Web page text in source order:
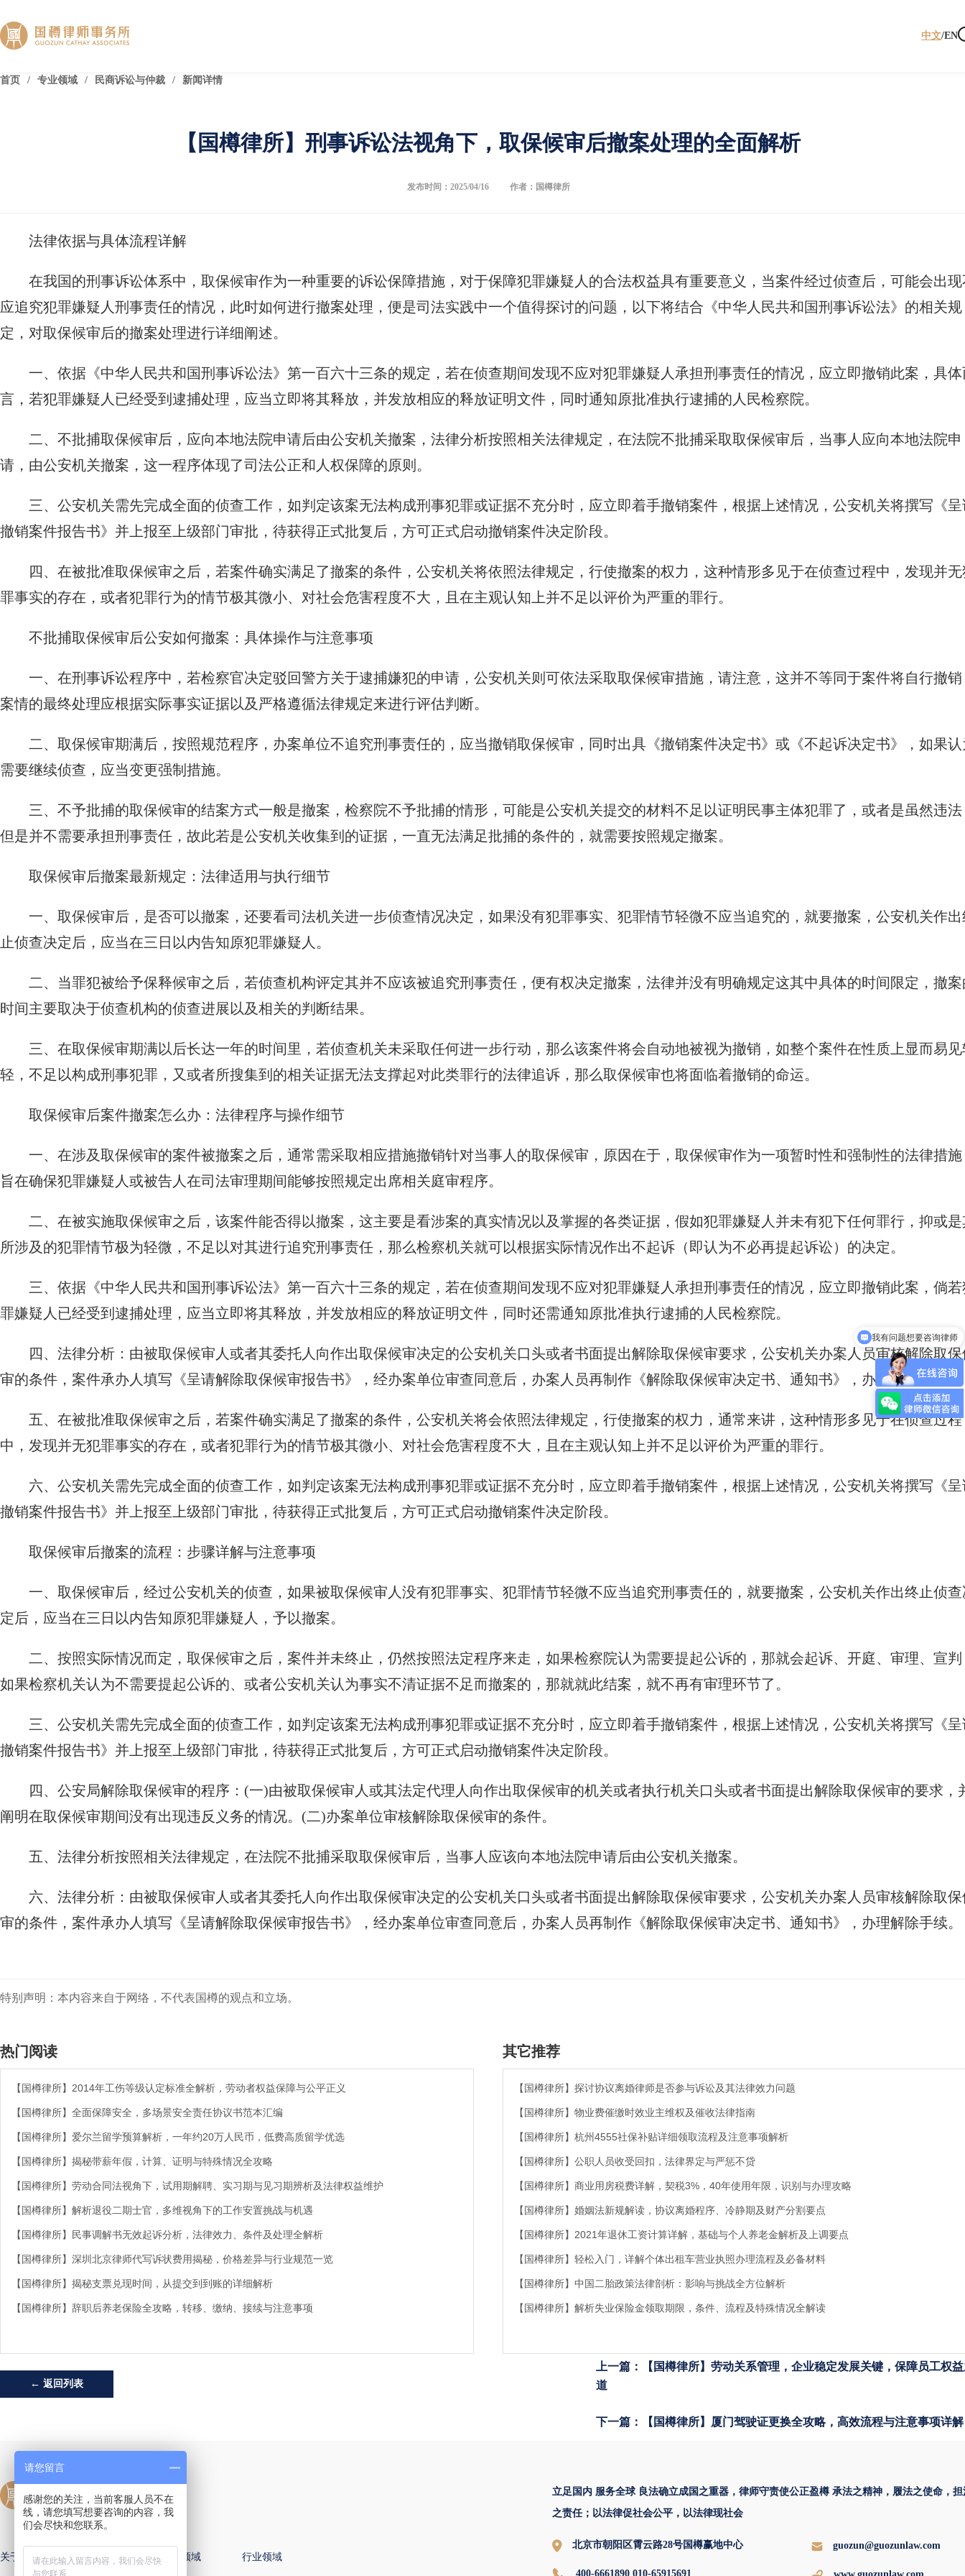
中文/EN
首页 / 专业领域 / 民商诉讼与仲裁 / 新闻详情
【国樽律所】刑事诉讼法视角下，取保候审后撤案处理的全面解析
发布时间：2025/04/16 作者：国樽律所
法律依据与具体流程详解
在我国的刑事诉讼体系中，取保候审作为一种重要的诉讼保障措施，对于保障犯罪嫌疑人的合法权益具有重要意义，当案件经过侦查后，可能会出现
应追究犯罪嫌疑人刑事责任的情况，此时如何进行撤案处理，便是司法实践中一个值得探讨的问题，以下将结合《中华人民共和国刑事诉讼法》的相关规
定，对取保候审后的撤案处理进行详细阐述。
一、依据《中华人民共和国刑事诉讼法》第一百六十三条的规定，若在侦查期间发现不应对犯罪嫌疑人承担刑事责任的情况，应立即撤销此案，具体
言，若犯罪嫌疑人已经受到逮捕处理，应当立即将其释放，并发放相应的释放证明文件，同时通知原批准执行逮捕的人民检察院。
二、不批捕取保候审后，应向本地法院申请后由公安机关撤案，法律分析按照相关法律规定，在法院不批捕采取取保候审后，当事人应向本地法院申
请，由公安机关撤案，这一程序体现了司法公正和人权保障的原则。
三、公安机关需先完成全面的侦查工作，如判定该案无法构成刑事犯罪或证据不充分时，应立即着手撤销案件，根据上述情况，公安机关将撰写《呈
撤销案件报告书》并上报至上级部门审批，待获得正式批复后，方可正式启动撤销案件决定阶段。
四、在被批准取保候审之后，若案件确实满足了撤案的条件，公安机关将依照法律规定，行使撤案的权力，这种情形多见于在侦查过程中，发现并无
罪事实的存在，或者犯罪行为的情节极其微小、对社会危害程度不大，且在主观认知上并不足以评价为严重的罪行。
不批捕取保候审后公安如何撤案：具体操作与注意事项
一、在刑事诉讼程序中，若检察官决定驳回警方关于逮捕嫌犯的申请，公安机关则可依法采取取保候审措施，请注意，这并不等同于案件将自行撤销
案情的最终处理应根据实际事实证据以及严格遵循法律规定来进行评估判断。
二、取保候审期满后，按照规范程序，办案单位不追究刑事责任的，应当撤销取保候审，同时出具《撤销案件决定书》或《不起诉决定书》，如果认
需要继续侦查，应当变更强制措施。
三、不予批捕的取保候审的结案方式一般是撤案，检察院不予批捕的情形，可能是公安机关提交的材料不足以证明民事主体犯罪了，或者是虽然违法
但是并不需要承担刑事责任，故此若是公安机关收集到的证据，一直无法满足批捕的条件的，就需要按照规定撤案。
取保候审后撤案最新规定：法律适用与执行细节
一、取保候审后，是否可以撤案，还要看司法机关进一步侦查情况决定，如果没有犯罪事实、犯罪情节轻微不应当追究的，就要撤案，公安机关作出
止侦查决定后，应当在三日以内告知原犯罪嫌疑人。
二、当罪犯被给予保释候审之后，若侦查机构评定其并不应该被追究刑事责任，便有权决定撤案，法律并没有明确规定这其中具体的时间限定，撤案
时间主要取决于侦查机构的侦查进展以及相关的判断结果。
三、在取保候审期满以后长达一年的时间里，若侦查机关未采取任何进一步行动，那么该案件将会自动地被视为撤销，如整个案件在性质上显而易见
轻，不足以构成刑事犯罪，又或者所搜集到的相关证据无法支撑起对此类罪行的法律追诉，那么取保候审也将面临着撤销的命运。
取保候审后案件撤案怎么办：法律程序与操作细节
一、在涉及取保候审的案件被撤案之后，通常需采取相应措施撤销针对当事人的取保候审，原因在于，取保候审作为一项暂时性和强制性的法律措施
旨在确保犯罪嫌疑人或被告人在司法审理期间能够按照规定出席相关庭审程序。
二、在被实施取保候审之后，该案件能否得以撤案，这主要是看涉案的真实情况以及掌握的各类证据，假如犯罪嫌疑人并未有犯下任何罪行，抑或是
所涉及的犯罪情节极为轻微，不足以对其进行追究刑事责任，那么检察机关就可以根据实际情况作出不起诉（即认为不必再提起诉讼）的决定。
三、依据《中华人民共和国刑事诉讼法》第一百六十三条的规定，若在侦查期间发现不应对犯罪嫌疑人承担刑事责任的情况，应立即撤销此案，倘若
罪嫌疑人已经受到逮捕处理，应当立即将其释放，并发放相应的释放证明文件，同时还需通知原批准执行逮捕的人民检察院。
四、法律分析：由被取保候审人或者其委托人向作出取保候审决定的公安机关口头或者书面提出解除取保候审要求，公安机关办案人员审核解除取保
审的条件，案件承办人填写《呈请解除取保候审报告书》，经办案单位审查同意后，办案人员再制作《解除取保候审决定书、通知书》，办理解除手续。
五、在被批准取保候审之后，若案件确实满足了撤案的条件，公安机关将会依照法律规定，行使撤案的权力，通常来讲，这种情形多见于在侦查过程
中，发现并无犯罪事实的存在，或者犯罪行为的情节极其微小、对社会危害程度不大，且在主观认知上并不足以评价为严重的罪行。
六、公安机关需先完成全面的侦查工作，如判定该案无法构成刑事犯罪或证据不充分时，应立即着手撤销案件，根据上述情况，公安机关将撰写《呈
撤销案件报告书》并上报至上级部门审批，待获得正式批复后，方可正式启动撤销案件决定阶段。
取保候审后撤案的流程：步骤详解与注意事项
一、取保候审后，经过公安机关的侦查，如果被取保候审人没有犯罪事实、犯罪情节轻微不应当追究刑事责任的，就要撤案，公安机关作出终止侦查
定后，应当在三日以内告知原犯罪嫌疑人，予以撤案。
二、按照实际情况而定，取保候审之后，案件并未终止，仍然按照法定程序来走，如果检察院认为需要提起公诉的，那就会起诉、开庭、审理、宣判
如果检察机关认为不需要提起公诉的、或者公安机关认为事实不清证据不足而撤案的，那就就此结案，就不再有审理环节了。
三、公安机关需先完成全面的侦查工作，如判定该案无法构成刑事犯罪或证据不充分时，应立即着手撤销案件，根据上述情况，公安机关将撰写《呈
撤销案件报告书》并上报至上级部门审批，待获得正式批复后，方可正式启动撤销案件决定阶段。
四、公安局解除取保候审的程序：(一)由被取保候审人或其法定代理人向作出取保候审的机关或者执行机关口头或者书面提出解除取保候审的要求，
阐明在取保候审期间没有出现违反义务的情况。(二)办案单位审核解除取保候审的条件。
五、法律分析按照相关法律规定，在法院不批捕采取取保候审后，当事人应该向本地法院申请后由公安机关撤案。
六、法律分析：由被取保候审人或者其委托人向作出取保候审决定的公安机关口头或者书面提出解除取保候审要求，公安机关办案人员审核解除取保
审的条件，案件承办人填写《呈请解除取保候审报告书》，经办案单位审查同意后，办案人员再制作《解除取保候审决定书、通知书》，办理解除手续。
特别声明：本内容来自于网络，不代表国樽的观点和立场。
热门阅读
【国樽律所】2014年工伤等级认定标准全解析，劳动者权益保障与公平正义
【国樽律所】全面保障安全，多场景安全责任协议书范本汇编
【国樽律所】爱尔兰留学预算解析，一年约20万人民币，低费高质留学优选
【国樽律所】揭秘带薪年假，计算、证明与特殊情况全攻略
【国樽律所】劳动合同法视角下，试用期解聘、实习期与见习期辨析及法律权益维护
【国樽律所】解析退役二期士官，多维视角下的工作安置挑战与机遇
【国樽律所】民事调解书无效起诉分析，法律效力、条件及处理全解析
【国樽律所】深圳北京律师代写诉状费用揭秘，价格差异与行业规范一览
【国樽律所】揭秘支票兑现时间，从提交到到账的详细解析
【国樽律所】辞职后养老保险全攻略，转移、缴纳、接续与注意事项
其它推荐
【国樽律所】探讨协议离婚律师是否参与诉讼及其法律效力问题
【国樽律所】物业费催缴时效业主维权及催收法律指南
【国樽律所】杭州4555社保补贴详细领取流程及注意事项解析
【国樽律所】公职人员收受回扣，法律界定与严惩不贷
【国樽律所】商业用房税费详解，契税3%，40年使用年限，识别与办理攻略
【国樽律所】婚姻法新规解读，协议离婚程序、冷静期及财产分割要点
【国樽律所】2021年退休工资计算详解，基础与个人养老金解析及上调要点
【国樽律所】轻松入门，详解个体出租车营业执照办理流程及必备材料
【国樽律所】中国二胎政策法律剖析：影响与挑战全方位解析
【国樽律所】解析失业保险金领取期限，条件、流程及特殊情况全解读
← 返回列表
上一篇：【国樽律所】劳动关系管理，企业稳定发展关键，保障员工权
道
下一篇：【国樽律所】厦门驾驶证更换全攻略，高效流程与注意事项详解
关于国樽 全球办公室 专业领域 行业领域
立足国内 服务全球 良法确立成国之重器，律师守责使公正盈樽 承法之精神，履法之使命，担
之责任；以法律促社会公平，以法律现社会
北京市朝阳区霄云路28号国樽赢地中心 guozun@guozunlaw.com
400-6661890 010-65915691
海外遭遇纠纷怎么办？
请您留言
感谢您的关注，当前客服人员不在
线，请您填写想要咨询的内容，我
们会尽快和您联系。